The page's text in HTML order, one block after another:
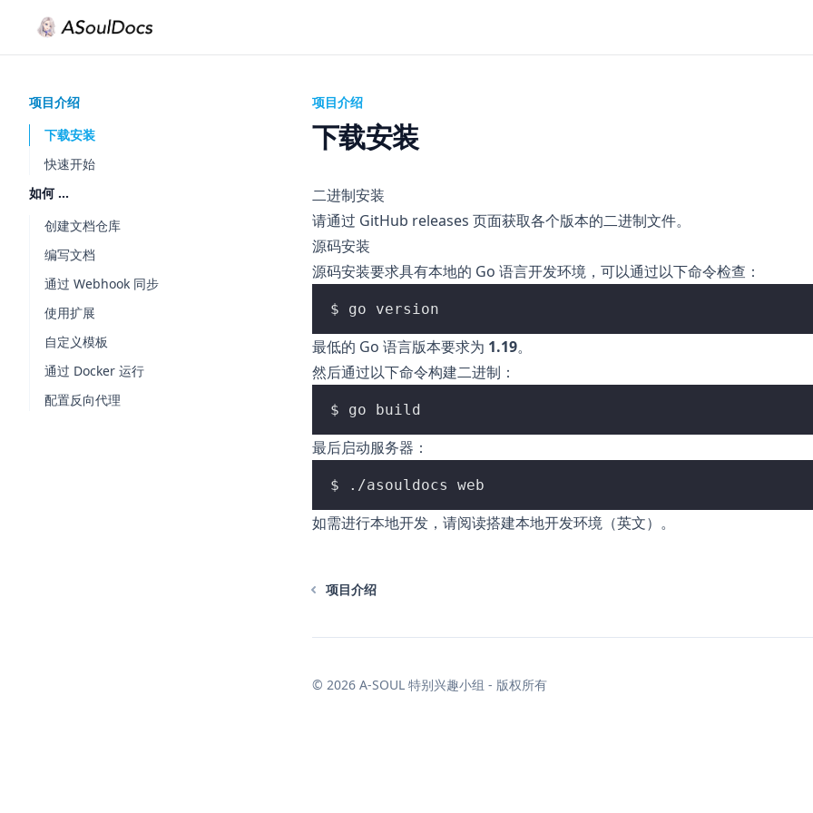
项目介绍
下载安装
快速开始
如何 ...
创建文档仓库
编写文档
通过 Webhook 同步
使用扩展
自定义模板
通过 Docker 运行
配置反向代理
项目介绍
下载安装
二进制安装
请通过 GitHub releases 页面获取各个版本的二进制文件。
源码安装
源码安装要求具有本地的 Go 语言开发环境，可以通过以下命令检查：
最低的 Go 语言版本要求为 1.19。
然后通过以下命令构建二进制：
最后启动服务器：
如需进行本地开发，请阅读搭建本地开发环境 （英文）。
项目介绍
© 2026 A-SOUL 特别兴趣小组 - 版权所有